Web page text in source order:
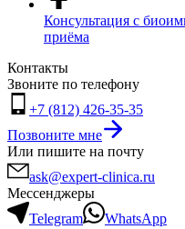
Консультация с
приёма
Контакты
Звоните по телефону
+7 (812) 426-35-35
Позвоните мне
Или пишите на почту
ask@expert-clinica.ru
Мессенджеры
Telegram
WhatsApp